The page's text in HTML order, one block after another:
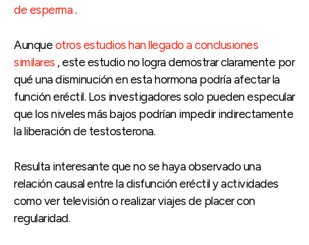
de esperma .
Aunque otros estudios han llegado a conclusiones
similares , este estudio no logra demostrar claramente por
qué una disminución en esta hormona podría afectar la
función eréctil. Los investigadores solo pueden especular
que los niveles más bajos podrían impedir indirectamente
la liberación de testosterona.
Resulta interesante que no se haya observado una
relación causal entre la disfunción eréctil y actividades
como ver televisión o realizar viajes de placer con
regularidad.